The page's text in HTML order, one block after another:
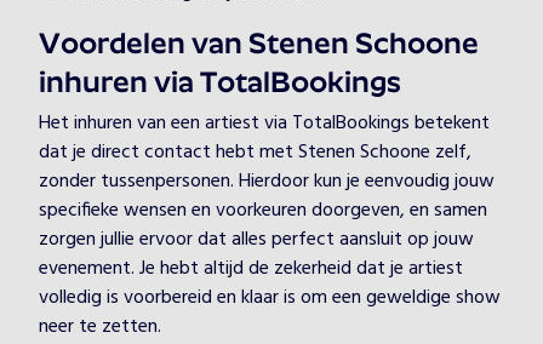
Voordelen van Stenen Schoone
inhuren via TotalBookings
Het inhuren van een artiest via TotalBookings betekent
dat je direct contact hebt met Stenen Schoone zelf,
zonder tussenpersonen. Hierdoor kun je eenvoudig jouw
specifieke wensen en voorkeuren doorgeven, en samen
zorgen jullie ervoor dat alles perfect aansluit op jouw
evenement. Je hebt altijd de zekerheid dat je artiest
volledig is voorbereid en klaar is om een geweldige show
neer te zetten.